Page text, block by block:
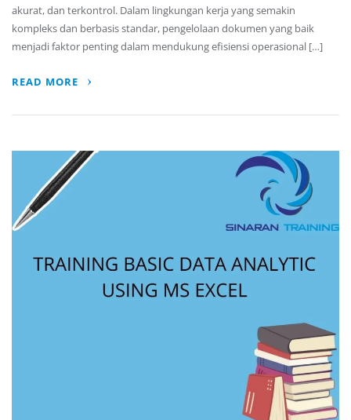
akurat, dan terkontrol. Dalam lingkungan kerja yang semakin
kompleks dan berbasis standar, pengelolaan dokumen yang baik
menjadi faktor penting dalam mendukung efisiensi operasional […]
READ MORE